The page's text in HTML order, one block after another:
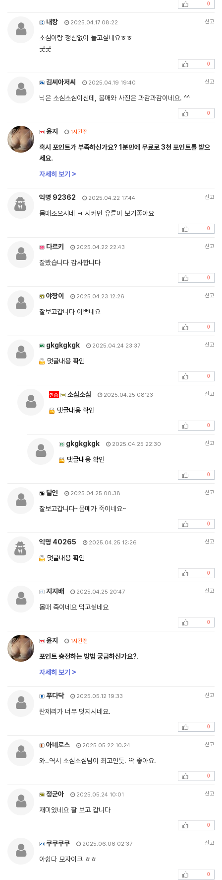
0
내캉 2025.04.17 08:22 신고
소심이랑 정신없이 놀고싶네요ㅎㅎ
굿굿
0
김씨아저씨 2025.04.19 19:40 신고
닉은 소심소심이신데, 몸매와 사진은 과감과감이네요. ^^
0
윤지 1시간전
혹시 포인트가 부족하신가요? 1분만에 무료로 3천 포인트를 받으
세요.
자세히 보기 >
익명 92362 2025.04.22 17:44 신고
몸매조으시네 ㅋ 시커먼 유륜이 보기좋아요
0
다르키 2025.04.22 22:43 신고
잘봤습니다 감사합니다
0
야짱이 2025.04.23 12:26 신고
잘보고갑니다 이쁘네요
0
gkgkgkgk 2025.04.24 23:37 신고
댓글내용 확인
0
인증 소심소심 2025.04.25 08:23 신고
댓글내용 확인
0
gkgkgkgk 2025.04.25 22:30 신고
댓글내용 확인
0
달인 2025.04.25 00:38 신고
잘보고갑니다~몸메가 죽이네요~
0
익명 40265 2025.04.25 12:26 신고
댓글내용 확인
0
지지배 2025.04.25 20:47 신고
몸매 죽이네요 먹고싶네요
0
윤지 1시간전
포인트 충전하는 방법 궁금하신가요?.
자세히 보기 >
푸다닥 2025.05.12 19:33 신고
란제리가 너무 멋지시네요.
0
아네로스 2025.05.22 10:24 신고
와..역시 소심소심님이 최고인듯. 딱 좋아요.
0
정군아 2025.05.24 10:01 신고
재미있네요 잘 보고 갑니다
0
쿠쿠쿠쿠 2025.06.06 02:37 신고
아쉽다 모자이크 ㅎㅎ
0